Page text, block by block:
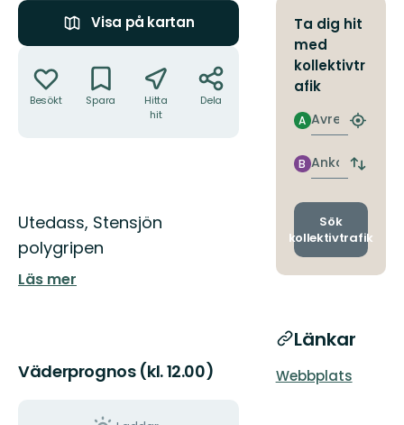
Visa på kartan
Besökt Spara
Hitta
hit
Dela
Beskrivning
Utedass, Stensjön
polygripen
Läs mer
Väderprognos (kl. 12.00)
Ta dig hit
med
kollektivtr
afik
Avresa
A
Hitta
Ankomst
B
Byt
och
Sök
kollektivtrafik
Länkar
Webbplats